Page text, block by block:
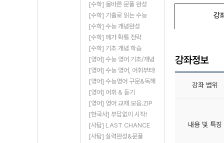
[수학] 올바른 문풀 완성
[수학] 기출로 읽는 수능
[수학] 수능 개념완성
[수학] 메가 확통 전략
[수학] 기초 개념 학습
[영어] 수능 영어 기초/개념
[영어] 수능 영어, 어휘부터!
[영어] 수능영어 구문&독해
[영어] 어휘 & 듣기
[영어] 영어 교재 모음.ZIP
[한국사] 부담없이 시작!
[사탐] LAST CHANCE
[사탐] 실력완성&문풀
강
강좌정보
강좌 범위
내용 및 특징